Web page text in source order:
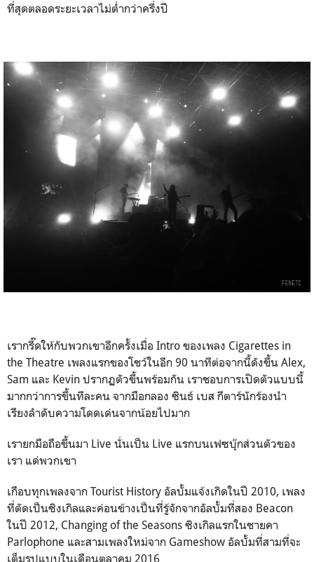
ที่สุดตลอดระยะเวลาไม่ต่ำกว่าครึ่งปี
เรากรี๊ดให้กับพวกเขาอีกครั้งเมื่อ Intro ของเพลง Cigarettes in
the Theatre เพลงแรกของโชว์ในอีก 90 นาทีต่อจากนี้ดังขึ้น Alex,
Sam และ Kevin ปรากฏตัวขึ้นพร้อมกัน เราชอบการเปิดตัวแบบนี้
มากกว่าการขึ้นทีละคน จากมือกลอง ซินธ์ เบส กีตาร์นักร้องนำ
เรียงลำดับความโดดเด่นจากน้อยไปมาก
เรายกมือถือขึ้นมา Live นั่นเป็น Live แรกบนเฟซบุ๊กส่วนตัวของ
เรา แด่พวกเขา
เกือบทุกเพลงจาก Tourist History อัลบั้มแจ้งเกิดในปี 2010, เพลง
ที่ตัดเป็นซิงเกิลและค่อนข้างเป็นที่รู้จักจากอัลบั้มที่สอง Beacon
ในปี 2012, Changing of the Seasons ซิงเกิลแรกในชายคา
Parlophone และสามเพลงใหม่จาก Gameshow อัลบั้มที่สามที่จะ
เต็มรูปแบบในเดือนตุลาคม 2016